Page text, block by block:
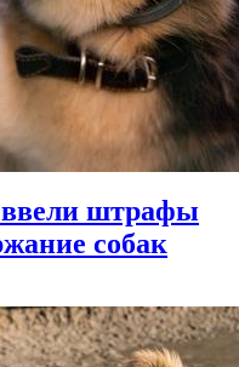
штрафы
собак